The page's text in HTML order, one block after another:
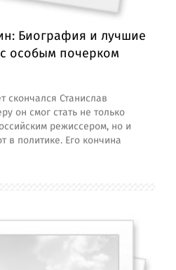
Биография и лучшие
особым почерком
скончался Станислав
он смог стать не только
режиссером, но и
в политике. Его кончина